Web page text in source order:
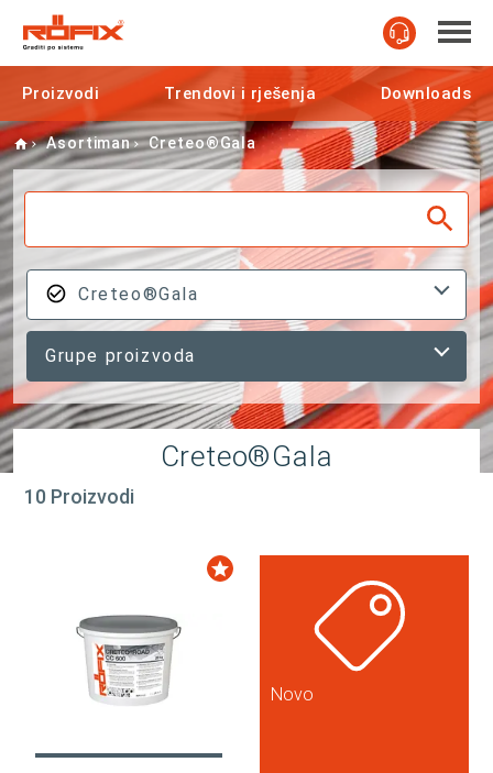
Proizvodi Trendovi i rješenja Downloads
Home
Asortiman Creteo®Gala
Creteo®Gala
Grupe proizvoda
Creteo®Gala
10 Proizvodi
Novo